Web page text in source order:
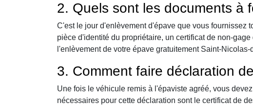
2. Quels sont les documents à
C'est le jour d'enlèvement d'épave que vous fournissez
pièce d'identité du propriétaire, un certificat de non-
l'enlèvement de votre épave gratuitement Saint-
3. Comment faire déclaration
Une fois le véhicule remis à l'épaviste agréé, vous
nécessaires pour cette déclaration sont le certificat de